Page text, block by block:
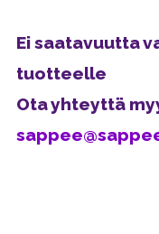
Ei saatavuutta
tuotteelle
Ota yhteyttä